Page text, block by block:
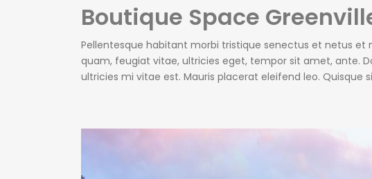
Boutique Space
Pellentesque habitant morbi tristique senectus et netus
quam, feugiat vitae, ultricies eget, tempor sit amet, ante.
ultricies mi vitae est. Mauris placerat eleifend leo.